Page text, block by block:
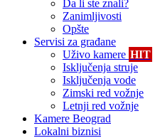
Da li ste znali?
Zanimljivosti
Opšte
Servisi za građane
Uživo kamere HIT
Isključenja struje
Isključenja vode
Zimski red vožnje
Letnji red vožnje
Kamere Beograd
Lokalni biznisi